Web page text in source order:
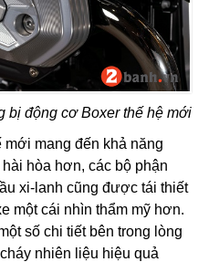
bị động cơ Boxer thế hệ mới
mang đến khả năng
hòa hơn, các bộ phận
xi-lanh cũng được tái thiết
một cái nhìn thẩm mỹ hơn.
số chi tiết bên trong lòng
nhiên liệu hiệu quả